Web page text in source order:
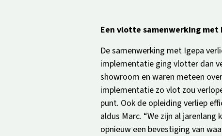
Een vlotte samenwerking met
De samenwerking met Igepa
implementatie ging vlotter dan
showroom en waren meteen
implementatie zo vlot zou
punt. Ook de opleiding verliep
aldus Marc. “We zijn al jarenlang
opnieuw een bevestiging van